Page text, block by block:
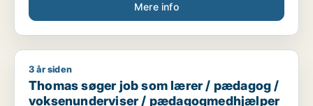
Mere info
Thomas søger job som lærer / pædagog /
3 år siden
Thomas søger job som lærer / pædagog /
voksenunderviser / pædagogmedhjælper